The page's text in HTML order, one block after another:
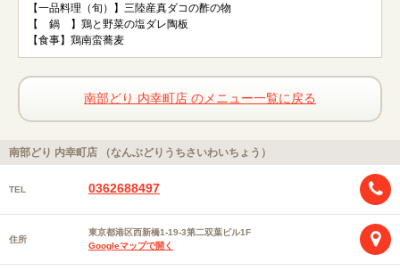
【一品料理（旬）】三陸産真ダコの酢の物
【 鍋 】鶏と野菜の塩ダレ陶板
【食事】鶏南蛮蕎麦
南部どり 内幸町店 のメニュー一覧に戻る
南部どり 内幸町店 （なんぶどりうちさいわいちょう）
TEL 0362688497
住所
東京都港区西新橋1-19-3第二双葉ビル1F
Googleマップで開く